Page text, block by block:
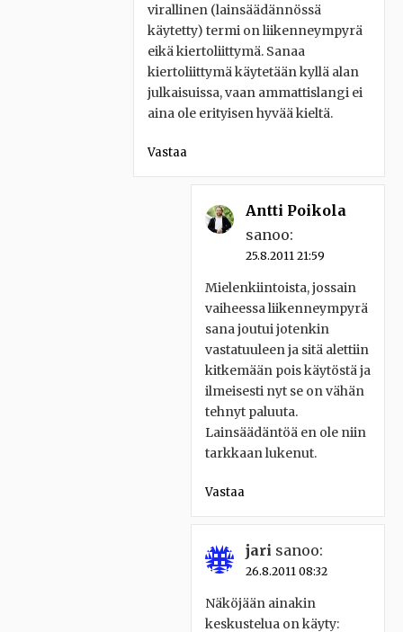
virallinen (lainsäädännössä
käytetty) termi on liikenneympyrä
eikä kiertoliittymä. Sanaa
kiertoliittymä käytetään kyllä alan
julkaisuissa, vaan ammattislangi ei
aina ole erityisen hyvää kieltä.
Vastaa
Antti Poikola
sanoo:
25.8.2011 21:59
Mielenkiintoista, jossain
vaiheessa liikenneympyrä
sana joutui jotenkin
vastatuuleen ja sitä alettiin
kitkemään pois käytöstä ja
ilmeisesti nyt se on vähän
tehnyt paluuta.
Lainsäädäntöä en ole niin
tarkkaan lukenut.
Vastaa
jari sanoo:
26.8.2011 08:32
Näköjään ainakin
keskustelua on käyty: